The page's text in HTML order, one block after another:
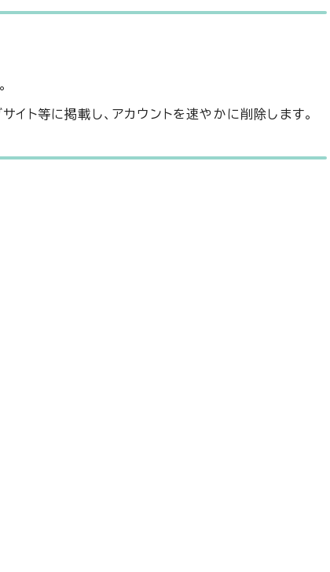
ト等に掲載し、アカウントを速やかに削除します。